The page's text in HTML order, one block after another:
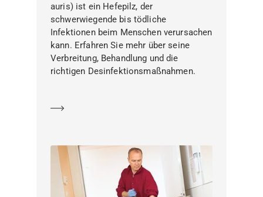
auris) ist ein Hefepilz, der
schwerwiegende bis tödliche
Infektionen beim Menschen verursachen
kann. Erfahren Sie mehr über seine
Verbreitung, Behandlung und die
richtigen Desinfektionsmaßnahmen.